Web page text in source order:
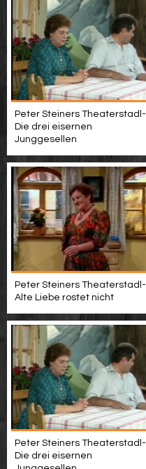
Peter Steiners Theaterstadl-
Die drei eisernen
Junggesellen
Peter Steiners Theaterstadl-
Alte Liebe rostet nicht
Peter Steiners Theaterstadl-
Die drei eisernen